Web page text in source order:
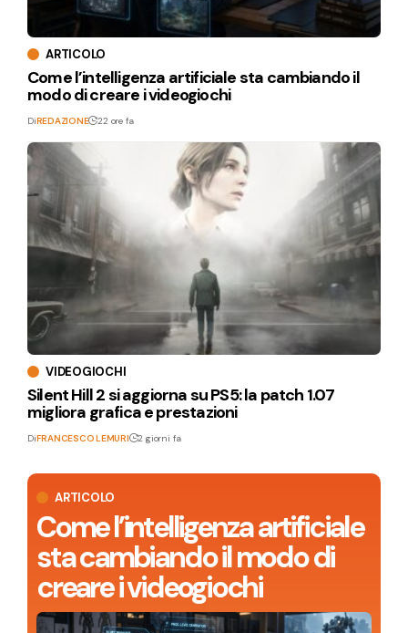
ARTICOLO
Come l’intelligenza artificiale
sta cambiando il modo di
creare i videogiochi
ARTICOLO
Come l’intelligenza artificiale sta cambiando il
modo di creare i videogiochi
DiREDAZIONE 22 ore fa
VIDEOGIOCHI
Silent Hill 2 si aggiorna su PS5: la patch 1.07
migliora grafica e prestazioni
DiFRANCESCO LEMURI 2 giorni fa